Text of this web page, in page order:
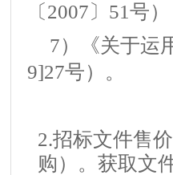
〔2007〕51号
7）《关于运
9]27号）。
2.招标文件售
购）。获取文